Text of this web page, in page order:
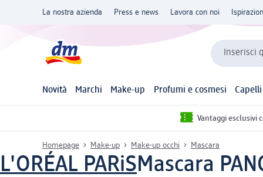
La nostra azienda Press e news Lavora con noi
Inserisci
Novità Marchi Make-up Profumi e cosmesi Capelli
Vantaggi esclusivi
Homepage Make-up Make-up occhi Mascara
L'ORÉAL PARiSMascara